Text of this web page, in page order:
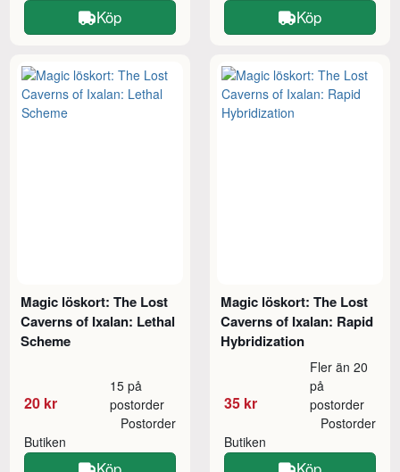
Köp Köp
Magic löskort: The Lost
Caverns of Ixalan: Lethal
Scheme
20 kr
15 på
postorder
Butiken
Postorder
Magic löskort: The Lost
Caverns of Ixalan: Rapid
Hybridization
35 kr
Fler än 20
på
postorder
Butiken
Postorder